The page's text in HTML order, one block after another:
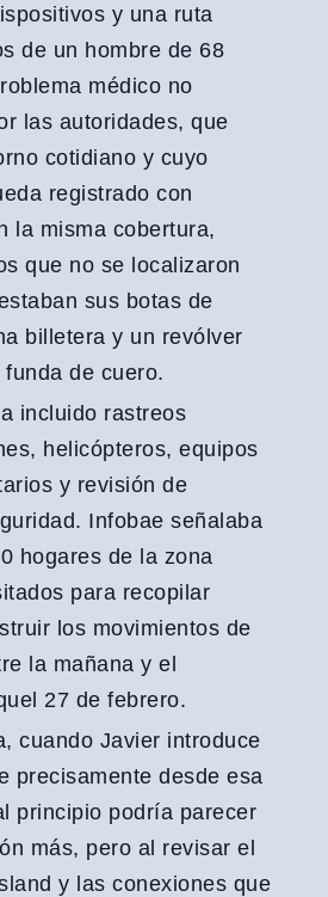
y una ruta
de un hombre de 68
médico no
las autoridades, que
cotidiano y cuyo
registrado con
la misma cobertura,
que no se localizaron
sus botas de
billetera y un revólver
de cuero.
incluido rastreos
helicópteros, equipos
y revisión de
Infobae señalaba
hogares de la zona
para recopilar
los movimientos de
la mañana y el
27 de febrero.
cuando Javier introduce
precisamente desde esa
principio podría parecer
más, pero al revisar el
y las conexiones que